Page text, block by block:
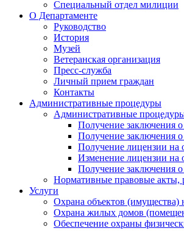
Специальный отдел милиции
О Департаменте
Руководство
История
Музей
Ветеранская организация
Пресс-служба
Личный прием граждан
Контакты
Административные процедуры
Административные
Получение заключения
Получение заключения
Получение лицензии на
Изменение лицензии на
Получение заключения
Нормативные правовые акты,
Услуги
Охрана объектов
Охрана жилых домов
Обеспечение охраны